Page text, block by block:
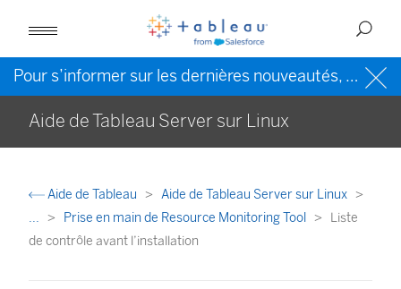
Pour s’informer sur les dernières nouveautés, veuillez consulter l’
Aide de Tableau Server sur Linux
Aide de Tableau
Aide de Tableau Server sur Linux
...
Prise en main de Resource Monitoring Tool
Liste
de contrôle avant l’installation